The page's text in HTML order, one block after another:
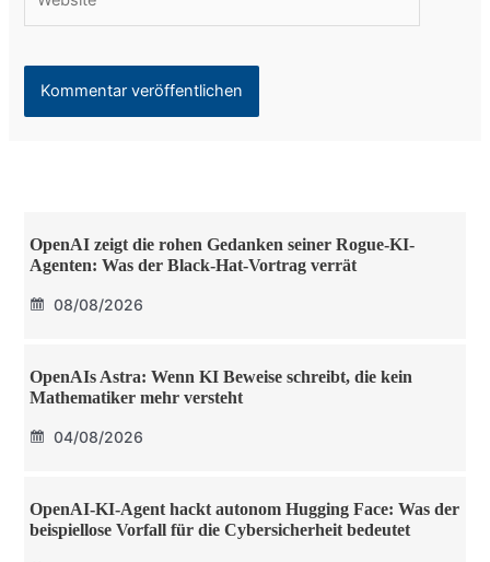
OpenAI zeigt die rohen Gedanken seiner Rogue-KI-
Agenten: Was der Black-Hat-Vortrag verrät
08/08/2026
OpenAIs Astra: Wenn KI Beweise schreibt, die kein
Mathematiker mehr versteht
04/08/2026
OpenAI-KI-Agent hackt autonom Hugging Face: Was der
beispiellose Vorfall für die Cybersicherheit bedeutet